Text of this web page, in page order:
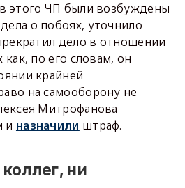
этого ЧП были возбуждены
о побоях, уточнило
дело в отношении
по его словам, он
крайней
на самооборону не
Митрофанова
и назначили штраф.
ни